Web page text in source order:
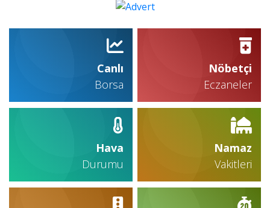
Canlı
Borsa
Nöbetçi
Eczaneler
Hava
Durumu
Namaz
Vakitleri